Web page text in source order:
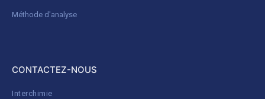
Méthode d'analyse
CONTACTEZ-NOUS
Interchimie